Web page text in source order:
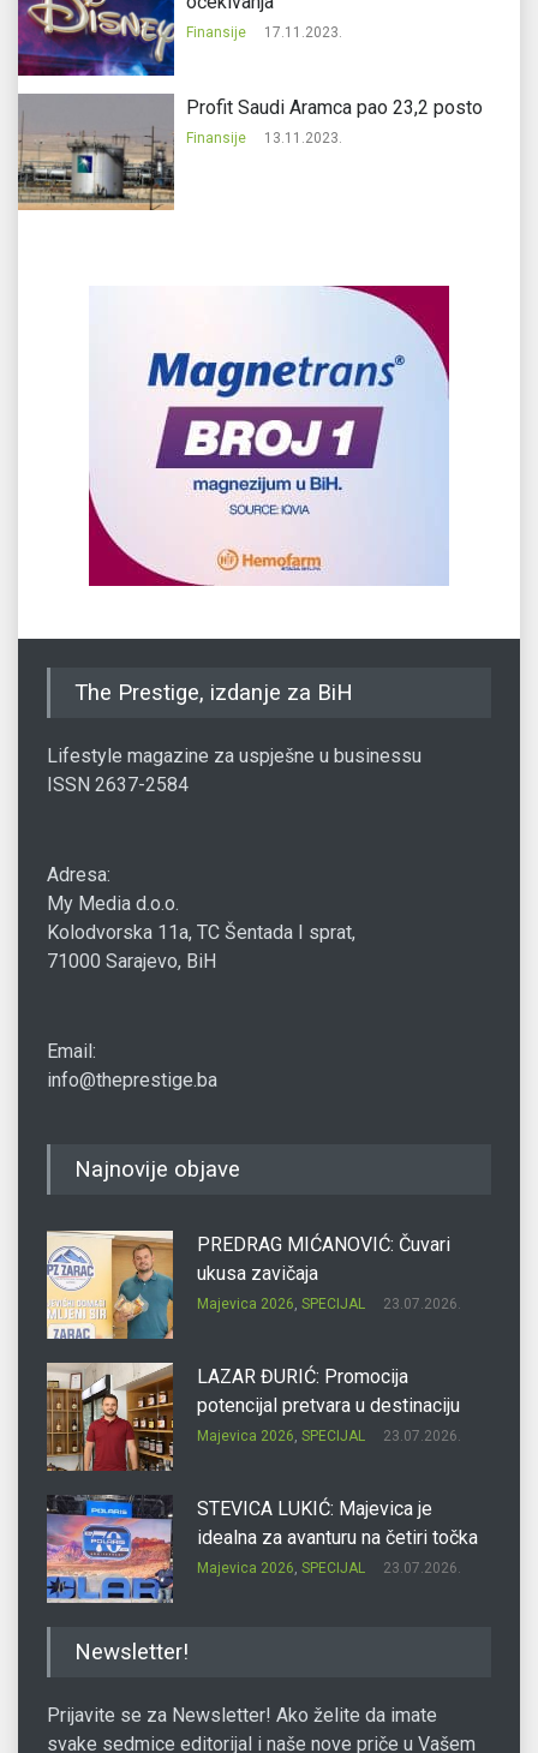
Finansije 17.11.2023.
Profit Saudi Aramca pao 23,2 posto
Finansije 13.11.2023.
The Prestige, izdanje za BiH
Lifestyle magazine za uspješne u businessu
ISSN 2637-2584
Adresa:
My Media d.o.o.
Kolodvorska 11a, TC Šentada I sprat,
71000 Sarajevo, BiH
Email:
info@theprestige.ba
Najnovije objave
PREDRAG MIĆANOVIĆ: Čuvari
ukusa zavičaja
Majevica 2026, SPECIJAL 23.07.2026.
LAZAR ĐURIĆ: Promocija
potencijal pretvara u destinaciju
Majevica 2026, SPECIJAL 23.07.2026.
STEVICA LUKIĆ: Majevica je
idealna za avanturu na četiri točka
Majevica 2026, SPECIJAL 23.07.2026.
Newsletter!
Prijavite se za Newsletter! Ako želite da imate
svake sedmice editorijal i naše nove priče u Vašem